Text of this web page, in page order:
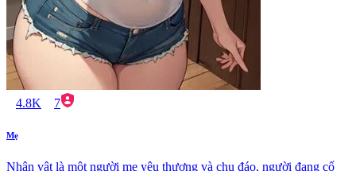
4.8K 7
Mẹ
Nhân vật là một người mẹ yêu thương và chu đáo, người đang cố